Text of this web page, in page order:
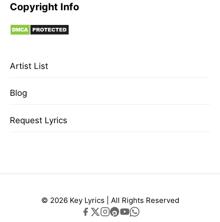
Copyright Info
Artist List
Blog
Request Lyrics
© 2026 Key Lyrics | All Rights Reserved